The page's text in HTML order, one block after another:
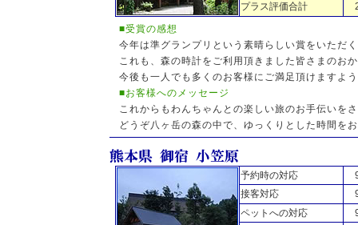
プラス評価合計
■受賞の感想
今年は準グランプリという素晴らしい賞をいただ
これも、森の時計をご利用頂きました皆さまのお
今後も一人でも多くのお客様にご満足頂けますよ
■お客様へのメッセージ
これからもわんちゃんとの楽しい旅のお手伝いを
どうぞ八ヶ岳の森の中で、ゆっくりとした時間を
予約時の対応
接客対応
ペットへの対応